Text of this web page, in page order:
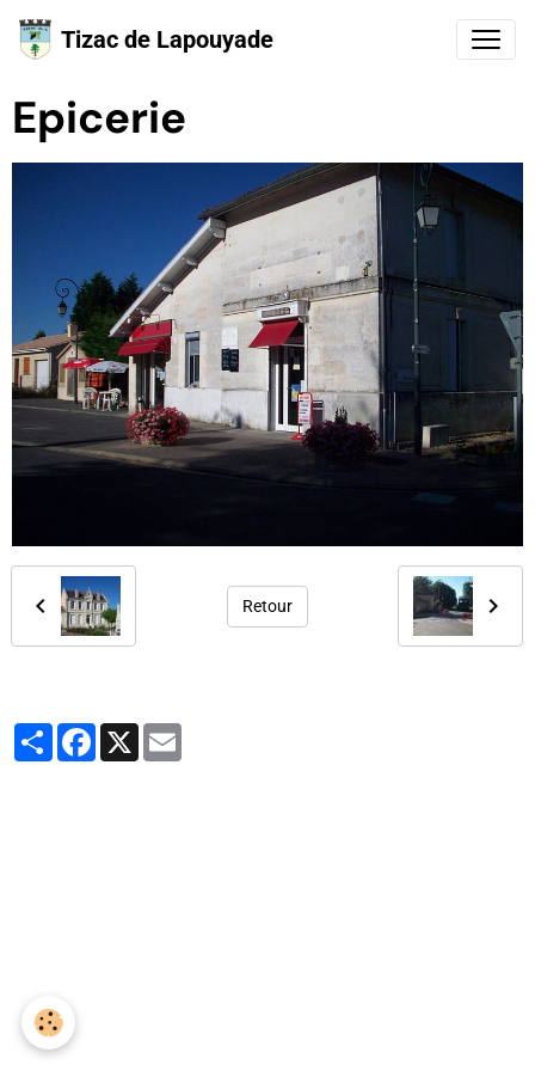
Tizac de Lapouyade
Epicerie
Retour
PartagerFacebook
X